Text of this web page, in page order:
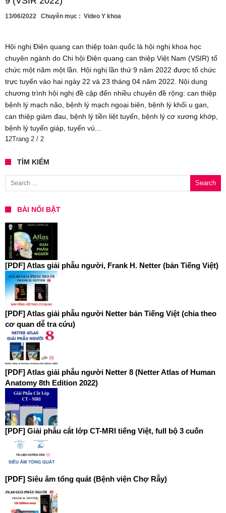
13/06/2022 Chuyên mục : Video Y khoa
Hội nghị Điện quang can thiệp toàn quốc là hội nghị khoa học
chuyên ngành do Chi hội Điện quang can thiệp Việt Nam (VSIR) tổ
chức một năm một lần. Hội nghị lần thứ 9 năm 2022 được tổ chức
trực tuyến vào hai ngày 22 và 23 tháng 04 năm 2022. Nội dung
chương trình hội nghị đề cập đến nhiều chuyên đề rộng: can thiệp
bệnh lý mạch não, bệnh lý mạch ngoại biên, bệnh lý khối u gan,
can thiệp giảm đau, bệnh lý tiền liệt tuyến, bệnh lý cơ xương khớp,
bệnh lý tuyến giáp, tuyến vú...
1 2Trang 2 / 2
TÌM KIẾM
Search for:
BÀI NỔI BẬT
[PDF] Atlas giải phẫu người, Frank H. Netter (bản Tiếng Việt)
[PDF] Atlas giải phẫu người Netter bản Tiếng Việt (chia theo
cơ quan dễ tra cứu)
[PDF] Atlas giải phẫu người Netter 8 (Netter Atlas of Human
Anatomy 8th Edition 2022)
[PDF] Giải phẫu cắt lớp CT-MRI tiếng Việt, full bộ 3 cuốn
[PDF] Siêu âm tổng quát (Bệnh viện Chợ Rẫy)